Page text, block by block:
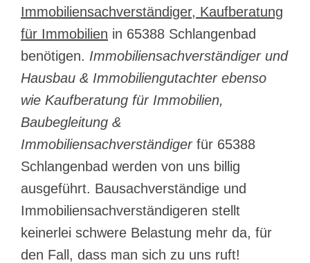
Immobiliensachverständiger, Kaufberatung
für Immobilien in 65388 Schlangenbad
benötigen. Immobiliensachverständiger und
Hausbau & Immobiliengutachter ebenso
wie Kaufberatung für Immobilien,
Baubegleitung &
Immobiliensachverständigerfür 65388
Schlangenbad werden von uns billig
ausgeführt. Bausachverständige und
Immobiliensachverständigeren stellt
keinerlei schwere Belastung mehr da, für
den Fall, dass man sich zu uns ruft!